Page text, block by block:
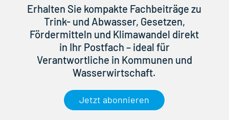
Erhalten Sie kompakte Fachbeiträge zu
Trink- und Abwasser, Gesetzen,
Fördermitteln und Klimawandel direkt
in Ihr Postfach – ideal für
Verantwortliche in Kommunen und
Wasserwirtschaft.
Jetzt abonnieren